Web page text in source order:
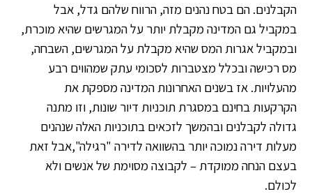
הקבלנים. הם בטח נהנים מזה, הרווח שלהם גדל, אבל
במקביל גם המדינה מקבלת יותר על המגרשים שהיא מוכרת,
ובמקביל אגרות המס שהיא מקבלת על המגרשים, השבחה,
מס רכישה ובכלל מצטברות לסכומי עתק שמהווים רבע
מהעלויות. אז בשנים האחרונות המדינה מספקת את
הקרקעות בחינם במסגרת תוכניות דיור שונות, וזו מתנה
גדולה לקבלנים ובהמשך לזכאים בתוכניות האלה שנהנים
מעלות דירה נמוכה יותר בהשוואה לדירה "רגילה",אבל זאת
בעצם הנחה ממוקדת – לקבוצה מסוימת של אנשים ולא
לכולם.